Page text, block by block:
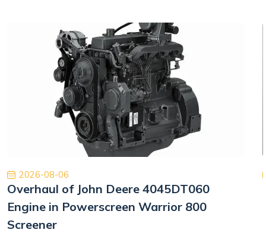
2026-08-06
Overhaul of John Deere 4045DT060
Engine in Powerscreen Warrior 800
Screener